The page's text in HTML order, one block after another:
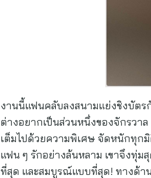
งานนี้แฟนคลับลงสนามแย่งชิงบัตร
ต่างอยากเป็นส่วนหนึ่งของจักรวาล
เต็มไปด้วยความพิเศษ จัดหนักทุก
แฟน ๆ รักอย่างล้นหลาม เขาจึงทุ่
ที่สุด และสมบูรณ์แบบที่สุด! ทางด้า